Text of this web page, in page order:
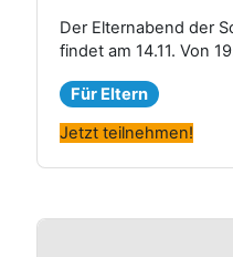
Der Elternabend der
findet am 14.11. Von
Für Eltern
Jetzt teilnehmen!